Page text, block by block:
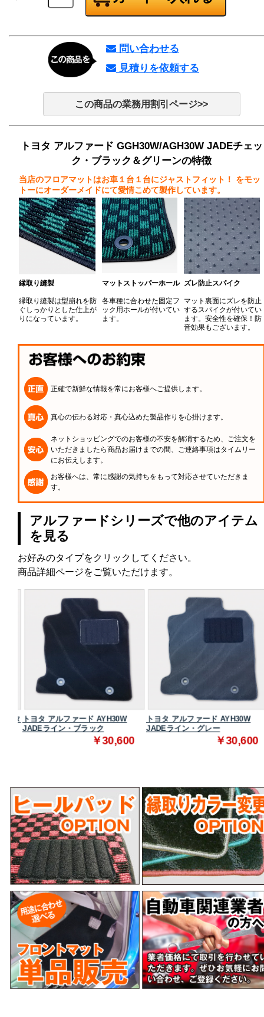
問い合わせる
見積りを依頼する
この商品の業務用割引ページ>>
トヨタ アルファード GGH30W/AGH30W JADEチェッ
ク・ブラック＆グリーンの特徴
当店のフロアマットはお車１台１台にジャストフィット！
をモッ
トーにオーダーメイドにて愛情こめて製作しています。
縁取り縫製
縁取り縫製は型崩れを防
ぐしっかりとした仕上が
りになっています。
マットストッパーホール
各車種に合わせた固定フ
ック用ホールが付いてい
ます。
ズレ防止スパイク
マット裏面にズレを防止
するスパイクが付いてい
ます。安全性を確保！防
音効果もございます。
正確で新鮮な情報を常にお客様へご提供します。
真心の伝わる対応・真心込めた製品作りを心掛けます。
ネットショッピングでのお客様の不安を解消するため、ご注文を
いただきましたら商品お届けまでの間、ご連絡事項はタイムリー
にお伝えします。
お客様へは、常に感謝の気持ちをもって対応させていただきま
す。
アルファードシリーズで他のアイテム
を見る
お好みのタイプをクリックしてください。
商品詳細ページをご覧いただけます。
トヨタ アルファード AYH30W
JADEライン・ブラック
￥30,600
トヨタ アルファード AYH30W
JADEライン・グレー
￥30,600